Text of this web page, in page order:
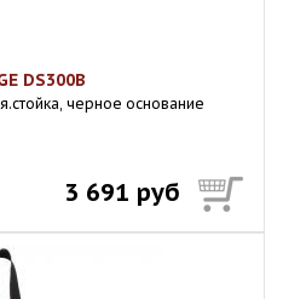
DS300B
черное основание
3 691 руб